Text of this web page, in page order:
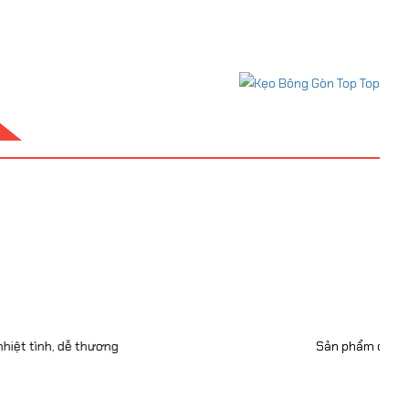
lượng, đổi hàng và bảo hành nhanh chóng, mình sẽ ủng hộ tiếp